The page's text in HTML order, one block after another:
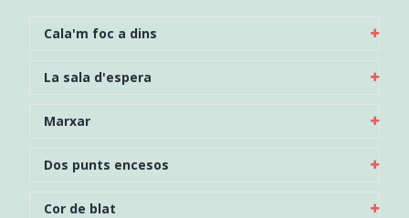
Cala'm foc a dins
La sala d'espera
Marxar
Dos punts encesos
Cor de blat